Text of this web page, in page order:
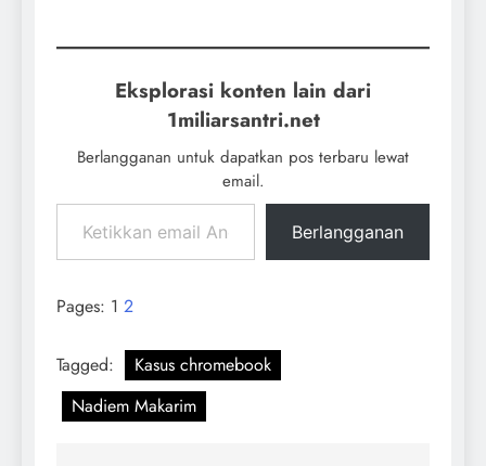
Eksplorasi konten lain dari
1miliarsantri.net
Berlangganan untuk dapatkan pos terbaru lewat
email.
Berlangganan
Pages: 1 2
Tagged:
Kasus chromebook
Nadiem Makarim